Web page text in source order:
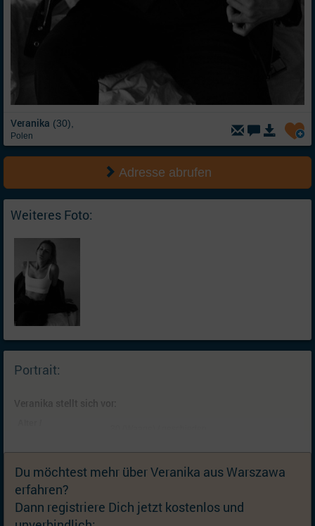
Veranika (30),
Polen
Adresse abrufen
Weiteres Foto:
Portrait:
Veranika stellt sich vor:
Kinder:
Keine; Können wir später besprechen
Wohnort:
Warszawa, Großraum Warschau [Karte] (Polen)
Nationalität:
Aussehen:
163 cm / 53 kg; Augen grün-braun, Haare braun
Du möchtest mehr über Veranika aus Warszawa
erfahren?
Dann registriere Dich jetzt kostenlos und